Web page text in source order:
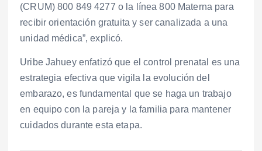
(CRUM) 800 849 4277 o la línea 800 Materna para
recibir orientación gratuita y ser canalizada a una
unidad médica”, explicó.
Uribe Jahuey enfatizó que el control prenatal es una
estrategia efectiva que vigila la evolución del
embarazo, es fundamental que se haga un trabajo
en equipo con la pareja y la familia para mantener
cuidados durante esta etapa.